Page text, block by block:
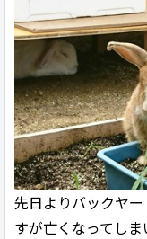
先日よりバックヤ
すが亡くなってしま